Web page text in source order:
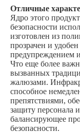
Отличные
Ядро этого
безопасности
изготовлен из
прозрачен и
предупреждением
Что еще более
вызванных
жалюзами.
способное
препятствиями,
защиту персонала
балансирующее
безопасности.